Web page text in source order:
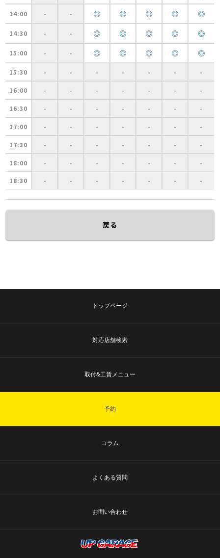
14:00 - - ◎ ◎ ◎ ◎ ◎
14:30 - - ◎ ◎ ◎ ◎ ◎
15:00 - - ◎ ◎ ◎ ◎ ◎
15:30 - - - - - - -
16:00 - - - - - - -
16:30 - - - - - - -
17:00 - - - - - - -
17:30 - - - - - - -
18:00 - - - - - - -
18:30 - - - - - - -
戻る
トップページ
対応店舗検索
取付&工賃メニュー
予約
コラム
よくある質問
お問い合わせ